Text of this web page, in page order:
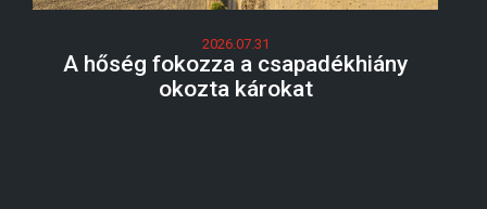
2026.07.31
A hőség fokozza a csapadékhiány
okozta károkat